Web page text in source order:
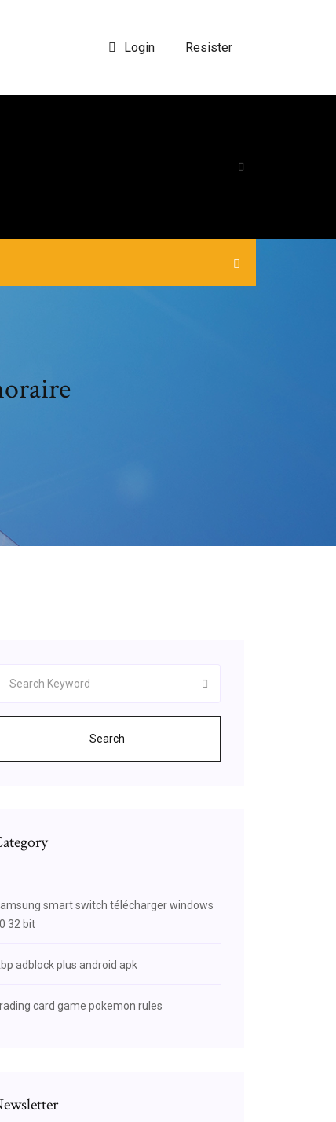
Login | Resister
Search
smart switch télécharger windows
32 bit
adblock plus android apk
card game pokemon rules